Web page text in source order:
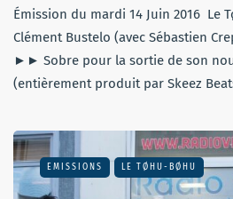
Émission du mardi 14 Juin 2016 Le
Clément Bustelo (avec Sébastien
►► Sobre pour la sortie de son
(entièrement produit par Skeez
EMISSIONS LE TØHU-BØHU